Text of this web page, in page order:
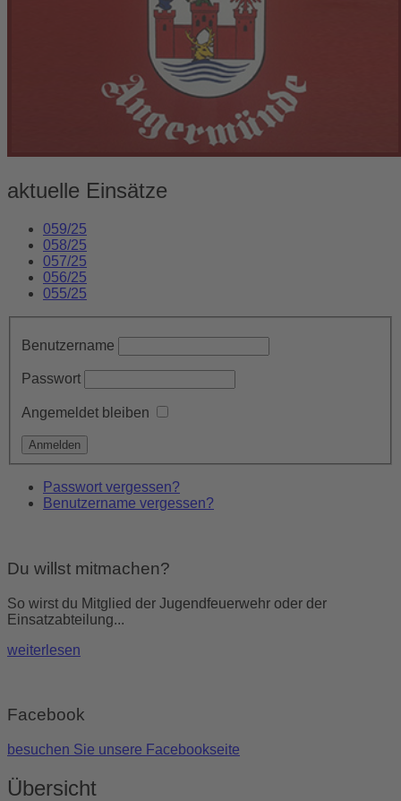
aktuelle Einsätze
059/25
058/25
057/25
056/25
055/25
Benutzername
Passwort
Angemeldet bleiben
Passwort vergessen?
Benutzername vergessen?
Du willst mitmachen?
So wirst du Mitglied der Jugendfeuerwehr oder der
Einsatzabteilung...
weiterlesen
Facebook
besuchen Sie unsere Facebookseite
Übersicht